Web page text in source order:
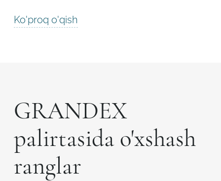
Ko'proq o'qish
GRANDEX
palirtasida o'xshash
ranglar